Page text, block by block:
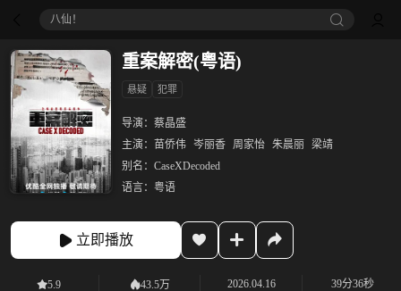
八仙！
重案解密(粤语)
悬疑 犯罪
导演： 蔡晶盛
主演： 苗侨伟 岑丽香 周家怡 朱晨丽
梁靖
别名： CaseXDecoded
语言： 粤语
立即播放
5.9 43.5万
2026.04.16
39分36秒